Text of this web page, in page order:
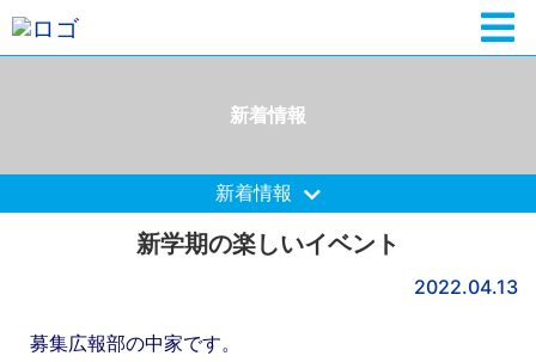
新着情報
新着情報
新学期の楽しいイベント
2022.04.13
募集広報部の中家です。